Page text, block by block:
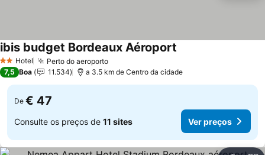
2 Estrelas
Hotel Perto do aeroporto
ibis budget Bordeaux Aéroport
7,5 Boa 11.534 a 3.5 km de Centro da cidade
De € 47
Consulte os preços de 11 sites Ver preços